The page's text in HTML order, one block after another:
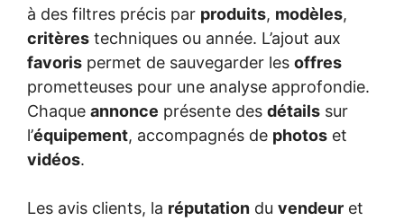
à des filtres précis par produits, modèles,
critères techniques ou année. L’ajout aux
favoris permet de sauvegarder les offres
prometteuses pour une analyse approfondie.
Chaque annonce présente des détails sur
l’équipement, accompagnés de photos et
vidéos.
Les avis clients, la réputation du vendeur et